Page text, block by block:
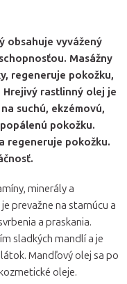
obsahuje vyvážený
Masážny
regeneruje pokožku,
rastlinný olej je
suchú, ekzémovú,
pokožku.
regeneruje pokožku.
minerály a
prevažne na starnúcu a
a praskania.
sladkých mandlí a je
Mandľový olej sa po
oleje.